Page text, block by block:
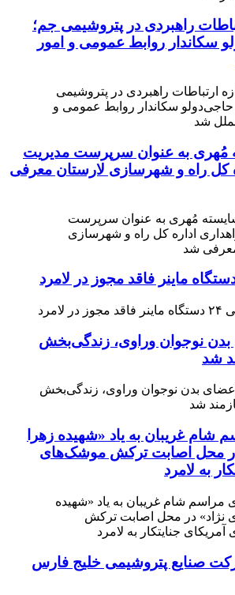
راهبردی در پتروشیمی جم؛
سکاندار روابط عمومی و امور
مُهری به عنوان سرپرست مدیریت
کل راه و شهرسازی لارستان معرفی
بدن نوجوان وراوی، زندگی‌بخش
شد
شام غریبان به یاد «شهیده زهرا
در محل اصابت ترکش موشک‌های
به لامرد
صنایع پتروشیمی خلیج فارس